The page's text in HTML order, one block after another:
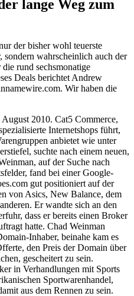
lange Weg zum
der bisher wohl teuerste
sondern wahrscheinlich auch der
rund sechsmonatige
Deals berichtet Andrew
Wir haben die
2010. Cat5 Commerce,
Internetshops führt,
anbietet wie unter
suchte nach einem neuen,
auf der Suche nach
fand bei einer Google-
gut positioniert auf der
von Asics, New Balance, dem
Er wandte sich an den
dass er bereits einen Broker
hatte. Chad Weinman
Inhaber, beinahe kam es
den Preis der Domain über
gescheitert zu sein.
in Verhandlungen mit Sports
Sportwarenhandel,
aus dem Rennen zu sein.